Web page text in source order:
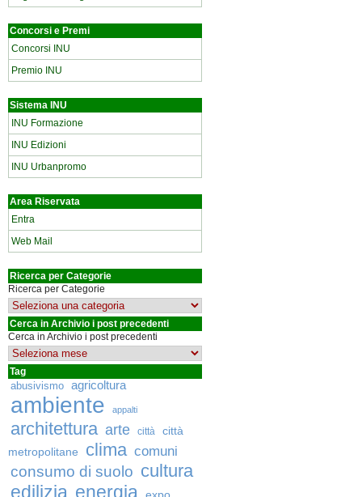
Concorsi e Premi
Concorsi INU
Premio INU
Sistema INU
INU Formazione
INU Edizioni
INU Urbanpromo
Area Riservata
Entra
Web Mail
Ricerca per Categorie
Ricerca per Categorie
Cerca in Archivio i post precedenti
Cerca in Archivio i post precedenti
Tag
abusivismo agricoltura
ambiente appalti
architettura arte città
città
metropolitane
clima comuni
consumo di suolo cultura
edilizia energia